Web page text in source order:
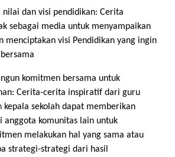
nilai dan visi pendidikan: Cerita
sebagai media untuk menyampaikan
menciptakan visi Pendidikan yang ingin
komitmen bersama untuk
Cerita-cerita inspiratif dari guru
kepala sekolah dapat memberikan
anggota komunitas lain untuk
melakukan hal yang sama atau
strategi-strategi dari hasil